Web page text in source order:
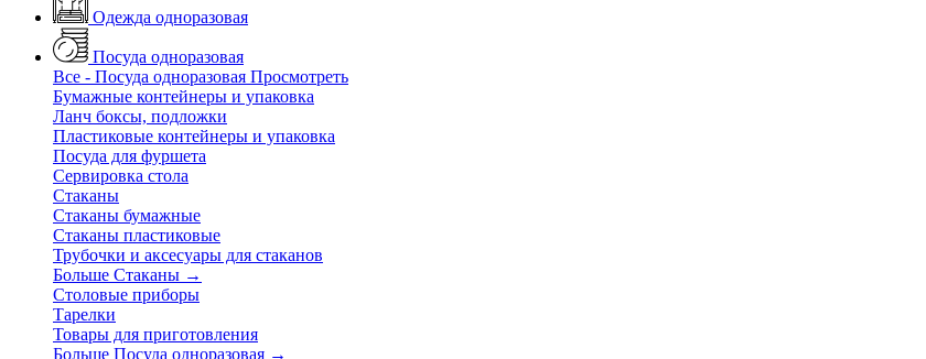
Одежда одноразовая
Посуда одноразовая
Все - Посуда одноразовая Просмотреть
Бумажные контейнеры и упаковка
Ланч боксы, подложки
Пластиковые контейнеры и упаковка
Посуда для фуршета
Сервировка стола
Стаканы
Стаканы бумажные
Стаканы пластиковые
Трубочки и аксесуары для стаканов
Больше Стаканы →
Столовые приборы
Тарелки
Товары для приготовления
Больше Посуда одноразовая →